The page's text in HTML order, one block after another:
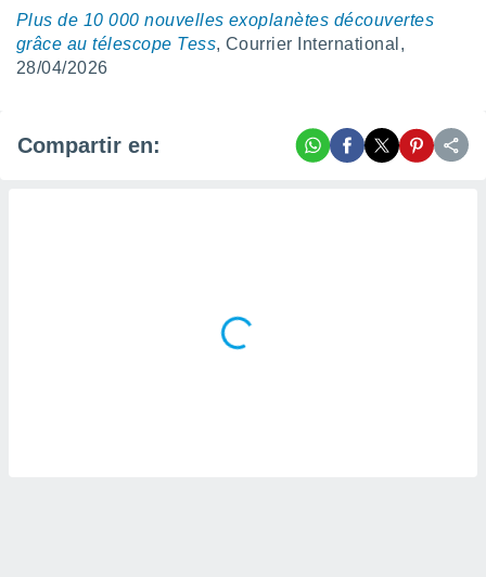
Plus de 10 000 nouvelles exoplanètes découvertes
grâce au télescope Tess, Courrier International,
28/04/2026
Compartir en: